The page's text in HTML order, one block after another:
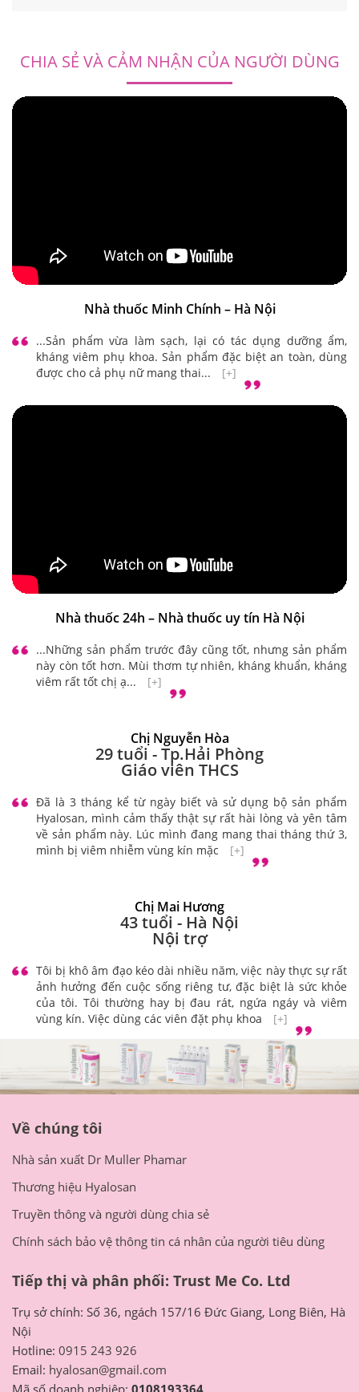
CHIA SẺ VÀ CẢM NHẬN CỦA NGƯỜI DÙNG
Nhà thuốc Minh Chính – Hà Nội
...Sản phẩm vừa làm sạch, lại có tác dụng dưỡng ẩm,
kháng viêm phụ khoa. Sản phẩm đặc biệt an toàn, dùng
được cho cả phụ nữ mang thai...
[+]
Nhà thuốc 24h – Nhà thuốc uy tín Hà Nội
...Những sản phẩm trước đây cũng tốt, nhưng sản phẩm
này còn tốt hơn. Mùi thơm tự nhiên, kháng khuẩn, kháng
viêm rất tốt chị ạ...
[+]
Chị Nguyễn Hòa
29 tuổi - Tp.Hải Phòng
Giáo viên THCS
Đã là 3 tháng kể từ ngày biết và sử dụng bộ sản phẩm
Hyalosan, mình cảm thấy thật sự rất hài lòng và yên tâm
về sản phẩm này. Lúc mình đang mang thai tháng thứ 3,
mình bị viêm nhiễm vùng kín mặc
[+]
Chị Mai Hương
43 tuổi - Hà Nội
Nội trợ
Tôi bị khô âm đạo kéo dài nhiều năm, việc này thực sự rất
ảnh hưởng đến cuộc sống riêng tư, đặc biệt là sức khỏe
của tôi. Tôi thường hay bị đau rát, ngứa ngáy và viêm
vùng kín. Việc dùng các viên đặt phụ khoa
[+]
Về chúng tôi
Nhà sản xuất Dr Muller Phamar
Thương hiệu Hyalosan
Truyền thông và người dùng chia sẻ
Chính sách bảo vệ thông tin cá nhân của người tiêu dùng
Tiếp thị và phân phối: Trust Me Co. Ltd
Trụ sở chính: Số 36, ngách 157/16 Đức Giang, Long Biên, Hà
Nội
Hotline: 0915 243 926
Email: hyalosan@gmail.com